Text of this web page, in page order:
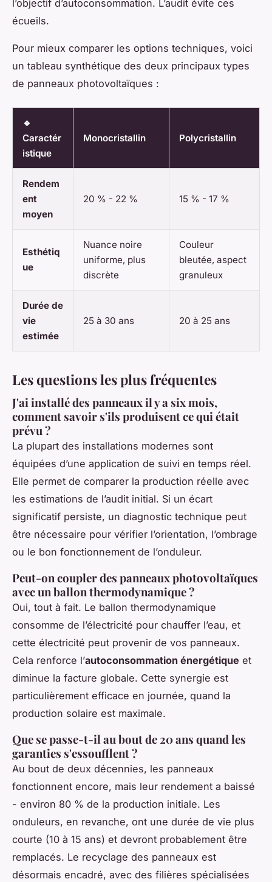
l’objectif d’autoconsommation. L’audit évite ces
écueils.
Pour mieux comparer les options techniques, voici
un tableau synthétique des deux principaux types
de panneaux photovoltaïques :
🔹
Caractér
istique
Monocristallin Polycristallin
Rendem
ent
moyen
20 % - 22 % 15 % - 17 %
Esthétiq
ue
Nuance noire
uniforme, plus
discrète
Couleur
bleutée, aspect
granuleux
Durée de
vie
estimée
25 à 30 ans 20 à 25 ans
Les questions les plus fréquentes
J'ai installé des panneaux il y a six mois,
comment savoir s'ils produisent ce qui était
prévu ?
La plupart des installations modernes sont
équipées d’une application de suivi en temps réel.
Elle permet de comparer la production réelle avec
les estimations de l’audit initial. Si un écart
significatif persiste, un diagnostic technique peut
être nécessaire pour vérifier l’orientation, l’ombrage
ou le bon fonctionnement de l’onduleur.
Peut-on coupler des panneaux photovoltaïques
avec un ballon thermodynamique ?
Oui, tout à fait. Le ballon thermodynamique
consomme de l’électricité pour chauffer l’eau, et
cette électricité peut provenir de vos panneaux.
Cela renforce l’autoconsommation énergétique et
diminue la facture globale. Cette synergie est
particulièrement efficace en journée, quand la
production solaire est maximale.
Que se passe-t-il au bout de 20 ans quand les
garanties s'essoufflent ?
Au bout de deux décennies, les panneaux
fonctionnent encore, mais leur rendement a baissé
- environ 80 % de la production initiale. Les
onduleurs, en revanche, ont une durée de vie plus
courte (10 à 15 ans) et devront probablement être
remplacés. Le recyclage des panneaux est
désormais encadré, avec des filières spécialisées